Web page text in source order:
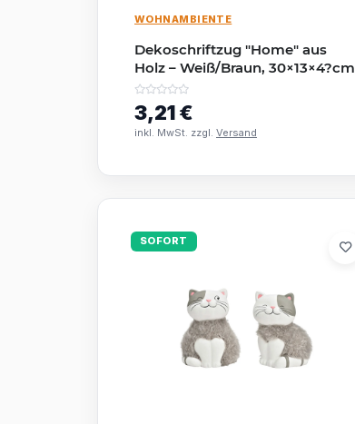
WOHNAMBIENTE
Dekoschriftzug "Home" aus
Holz – Weiß/Braun, 30×13×4?cm
3,21 €
inkl. MwSt. zzgl. Versand
SOFORT